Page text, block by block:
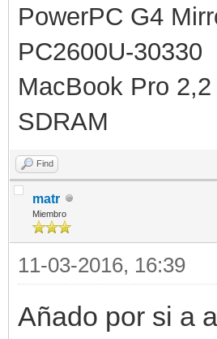
PowerPC G4
PC2600U-30330
MacBook Pro
SDRAM
Find
matr
Miembro
11-03-2016, 16:39
Añado por si a